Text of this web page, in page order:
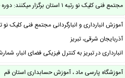
مجتمع فنی کلیک نو رتبه ۱ استان برگزار میکنند: دوره حسابداری از (مقدماتی تا …
آموزش انبارداری و انبارگردانی مجتمع فنی کلیک نو
آذربایجان شرقی، تبریز
انبارداری در تبریز به کنترل فیزیکی فضای
آموزشگاه پارسی ماد ، آموزش حسابداری استان قم